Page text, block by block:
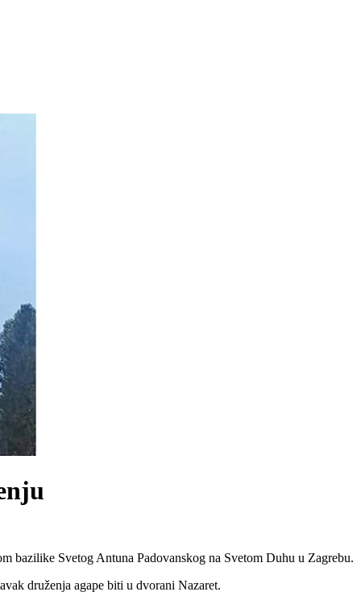
bazilike Svetog Antuna Padovanskog na Svetom Duhu u Zagrebu.
druženja agape biti u dvorani Nazaret.